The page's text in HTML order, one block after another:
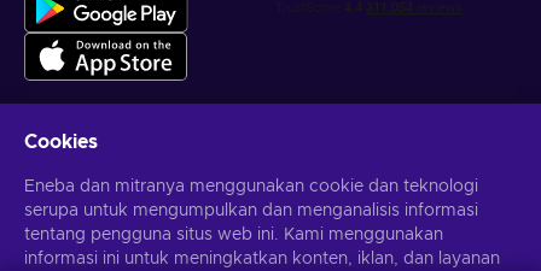
Berlangganan
Kamu dapat berhenti berlangganan kapan saja. Kunjungi
Cookies
Eneba dan mitranya menggunakan cookie dan teknologi
serupa untuk mengumpulkan dan menganalisis informasi
tentang pengguna situs web ini. Kami menggunakan
informasi ini untuk meningkatkan konten, iklan, dan layanan